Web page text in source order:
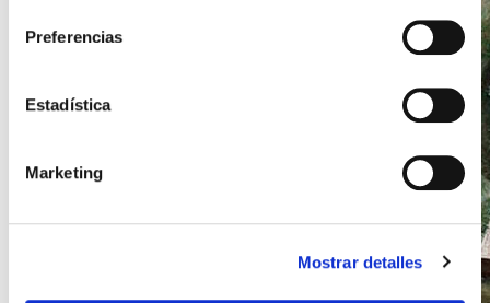
Preferencias
Estadística
Marketing
Mostrar detalles